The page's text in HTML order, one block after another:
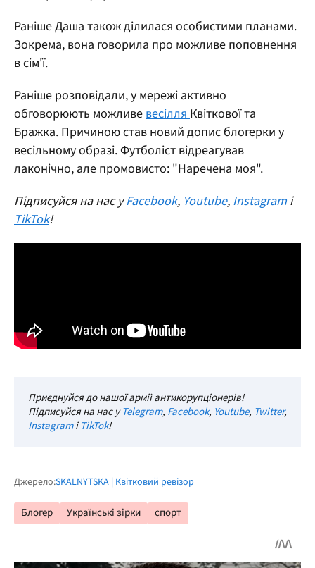
Раніше Даша також ділилася особистими планами.
Зокрема, вона говорила про можливе поповнення
в сім'ї.
Раніше розповідали, у мережі активно
обговорюють можливевесілляКвіткової та
Бражка. Причиною став новий допис блогерки у
весільному образі. Футболіст відреагував
лаконічно, але промовисто: "Наречена моя".
Підписуйся на нас уFacebook,Youtube,Instagram і
TikTok!
Приєднуйся до нашої армії антикорупціонерів!
Підписуйся на нас уTelegram, Facebook, Youtube, Twitter,
InstagramіTikTok!
Джерело:SKALNYTSKA | Квітковий ревізор
Блогер Українські зірки спорт